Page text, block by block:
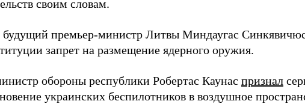
своим словам.
премьер-министр Литвы Миндаугас
запрет на размещение ядерного оружия.
обороны республики Робертас Каунас признал
украинских беспилотников в воздушное